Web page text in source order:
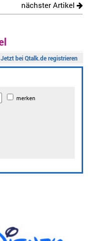
nächster Artikel